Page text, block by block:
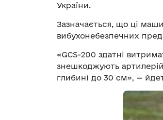
України.
Зазначається, що ці
вибухонебезпечних
«GCS-200 здатні
знешкоджують
глибині до 30 см», —